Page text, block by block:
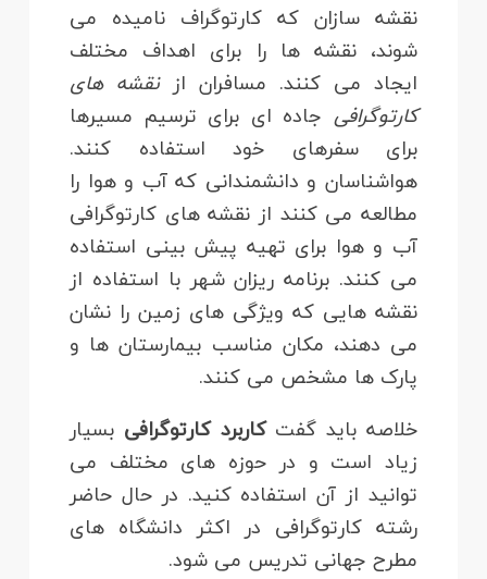
نقشه سازان که کارتوگراف نامیده می
شوند، نقشه ها را برای اهداف مختلف
ایجاد می کنند. مسافران ازنقشه های
کارتوگرافی جاده ای برای ترسیم مسیرها
برای سفرهای خود استفاده کنند.
هواشناسان و دانشمندانی که آب و هوا را
مطالعه می کنند از نقشه های کارتوگرافی
آب و هوا برای تهیه پیش بینی استفاده
می کنند. برنامه ریزان شهر با استفاده از
نقشه هایی که ویژگی های زمین را نشان
می دهند، مکان مناسب بیمارستان ها و
پارک ها مشخص می کنند.
خلاصه باید گفتکاربرد کارتوگرافی بسیار
زیاد است و در حوزه های مختلف می
توانید از آن استفاده کنید. در حال حاضر
رشته کارتوگرافی در اکثر دانشگاه های
مطرح جهانی تدریس می شود.